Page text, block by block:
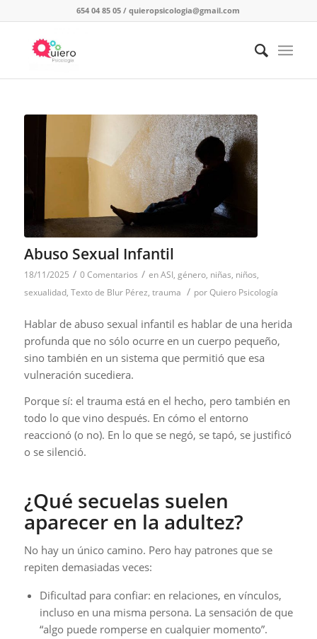
654 04 85 05 /quieropsicologia@gmail.com
Abuso Sexual Infantil
18/11/2025 / 0 Comentarios / enASI, género, niñas, niños,
sexualidad, Texto de Blur Pérez, trauma / porQuiero Psicología
Hablar de abuso sexual infantil es hablar de una herida
profunda que no sólo ocurre en un cuerpo pequeño,
sino también en un sistema que permitió que esa
vulneración sucediera.
Porque sí: el trauma está en el hecho, pero también en
todo lo que vino después. En cómo el entorno
reaccionó (o no). En lo que se negó, se tapó, se justificó
o se silenció.
¿Qué secuelas suelen
aparecer en la adultez?
No hay un único camino. Pero hay patrones que se
repiten demasiadas veces:
Dificultad para confiar: en relaciones, en vínculos,
incluso en una misma persona. La sensación de que
“algo puede romperse en cualquier momento”.